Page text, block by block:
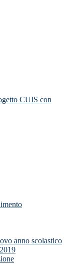
CUIS con
anno scolastico